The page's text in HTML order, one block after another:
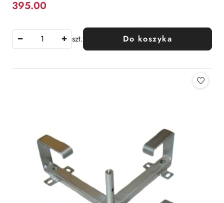
Cena:
395.00
szt. Do koszyka